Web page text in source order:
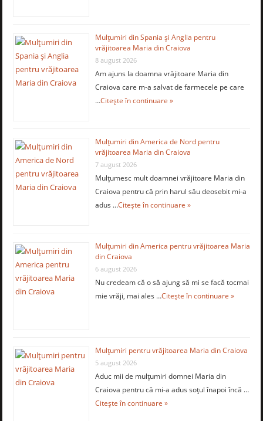
Mulţumiri din Spania şi Anglia pentru
vrăjitoarea Maria din Craiova
8 august 2026
Am ajuns la doamna vrăjitoare Maria din
Craiova care m-a salvat de farmecele pe care
…Citește în continuare »
Mulţumiri din America de Nord pentru
vrăjitoarea Maria din Craiova
7 august 2026
Mulţumesc mult doamnei vrăjitoare Maria din
Craiova pentru că prin harul său deosebit mi-a
adus …Citește în continuare »
Mulţumiri din America pentru vrăjitoarea Maria
din Craiova
6 august 2026
Nu credeam că o să ajung să mi se facă tocmai
mie vrăji, mai ales …Citește în continuare »
Mulţumiri pentru vrăjitoarea Maria din Craiova
5 august 2026
Aduc mii de mulţumiri domnei Maria din
Craiova pentru că mi-a adus soţul înapoi încă …
Citește în continuare »